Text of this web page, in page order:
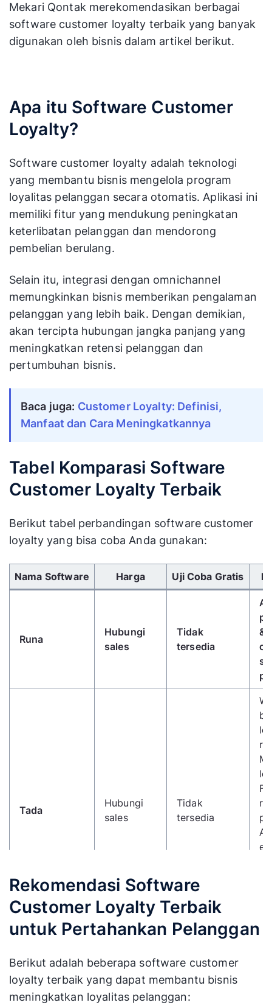
Mekari Qontak merekomendasikan berbagai
software customer loyalty terbaik yang banyak
digunakan oleh bisnis dalam artikel berikut.
Apa itu Software Customer
Loyalty?
Software customer loyalty adalah teknologi
yang membantu bisnis mengelola program
loyalitas pelanggan secara otomatis. Aplikasi ini
memiliki fitur yang mendukung peningkatan
keterlibatan pelanggan dan mendorong
pembelian berulang.
Selain itu, integrasi dengan omnichannel
memungkinkan bisnis memberikan pengalaman
pelanggan yang lebih baik. Dengan demikian,
akan tercipta hubungan jangka panjang yang
meningkatkan retensi pelanggan dan
pertumbuhan bisnis.
Baca juga: Customer Loyalty: Definisi,
Manfaat dan Cara Meningkatkannya
Tabel Komparasi Software
Customer Loyalty Terbaik
Berikut tabel perbandingan software customer
loyalty yang bisa coba Anda gunakan:
Gunakan tombol panah kiri/kanan untuk
Nama Software Harga Uji Coba Gratis
Runa
Hubungi
sales
Tidak
tersedia
&
Tada
Hubungi
sales
Tidak
tersedia
Kangaroo
Mulai
$59/bulan
30 hari
Rekomendasi Software
Customer Loyalty Terbaik
untuk Pertahankan Pelanggan
Berikut adalah beberapa software customer
loyalty terbaik yang dapat membantu bisnis
meningkatkan loyalitas pelanggan: